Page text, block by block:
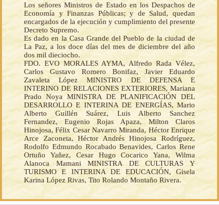
Los señores Ministros de Estado en los Despachos de
Economía y Finanzas Públicas; y de Salud, quedan
encargados de la ejecución y cumplimiento del presente
Decreto Supremo.
Es dado en la Casa Grande del Pueblo de la ciudad de
La Paz, a los doce días del mes de diciembre del año
dos mil dieciocho.
FDO. EVO MORALES AYMA, Alfredo Rada Vélez,
Carlos Gustavo Romero Bonifaz, Javier Eduardo
Zavaleta López MINISTRO DE DEFENSA E
INTERINO DE RELACIONES EXTERIORES, Mariana
Prado Noya MINISTRA DE PLANIFICACIÓN DEL
DESARROLLO E INTERINA DE ENERGÍAS, Mario
Alberto Guillén Suárez, Luis Alberto Sanchez
Fernandez, Eugenio Rojas Apaza, Milton Claros
Hinojosa, Félix Cesar Navarro Miranda, Héctor Enrique
Arce Zaconeta, Héctor Andrés Hinojosa Rodríguez,
Rodolfo Edmundo Rocabado Benavides, Carlos Rene
Ortuño Yañez, Cesar Hugo Cocarico Yana, Wilma
Alanoca Mamani MINISTRA DE CULTURAS Y
TURISMO E INTERINA DE EDUCACIÓN, Gisela
Karina López Rivas, Tito Rolando Montaño Rivera.